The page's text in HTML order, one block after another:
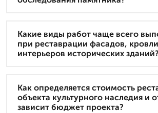
Какие виды работ чаще всего
при реставрации фасадов,
интерьеров исторических зданий?
Как определяется стоимость
объекта культурного наследия и
зависит бюджет проекта?